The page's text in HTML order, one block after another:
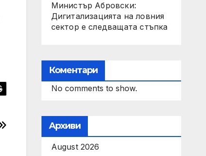
Министър Абровски:
Дигитализацията на ловния
сектор е следващата стъпка
Коментари
No comments to show.
Архиви
August 2026